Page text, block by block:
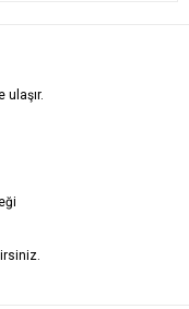
ulaşır.